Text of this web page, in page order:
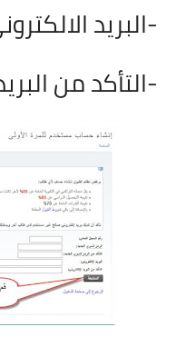
-البريد
-التأكد من